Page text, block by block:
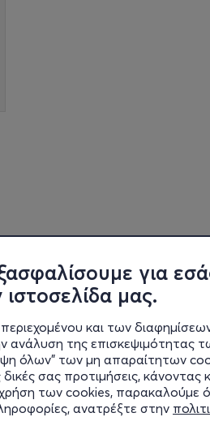
για
μας.
και των
ανάλυση της επισκεψιμότητας
όλων" των μη απαραίτητων
σας προτιμήσεις, κάνοντας
χρήση των cookies, παρακαλούμε
ανατρέξτε στην